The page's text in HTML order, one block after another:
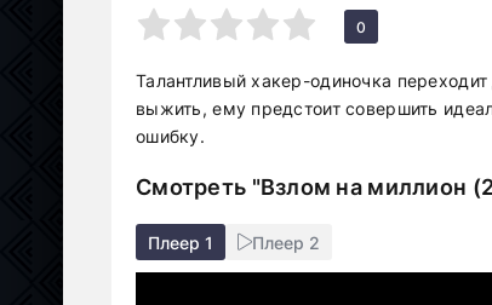
5
0
Талантливый хакер-одиночка
выжить, ему предстоит совершить
ошибку.
Смотреть "Взлом на миллион
Плеер 1 Плеер 2